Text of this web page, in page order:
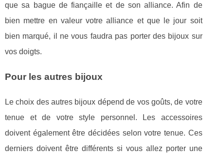
que sa bague de fiançaille et de son alliance. Afin de
bien mettre en valeur votre alliance et que le jour soit
bien marqué, il ne vous faudra pas porter des bijoux sur
vos doigts.
Pour les autres bijoux
Le choix des autres bijoux dépend de vos goûts, de votre
tenue et de votre style personnel. Les accessoires
doivent également être décidées selon votre tenue. Ces
derniers doivent être différents si vous allez porter une